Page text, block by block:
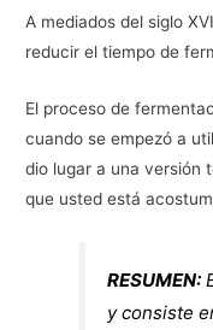
A mediados del siglo
reducir el tiempo de
El proceso de
cuando se empezó a
dio lugar a una versión
que usted está
RESUMEN:
y consiste